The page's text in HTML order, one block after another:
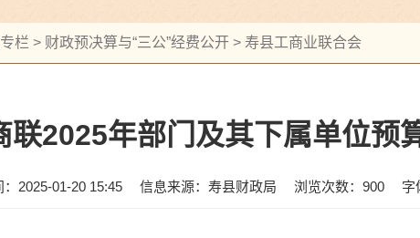
栏 > 财政预决算与“三公”经费公开 > 寿县工商业联合会
联2025年部门及其下属单位预
：2025-01-20 15:45 信息来源：寿县财政局 浏览次数： 900 字